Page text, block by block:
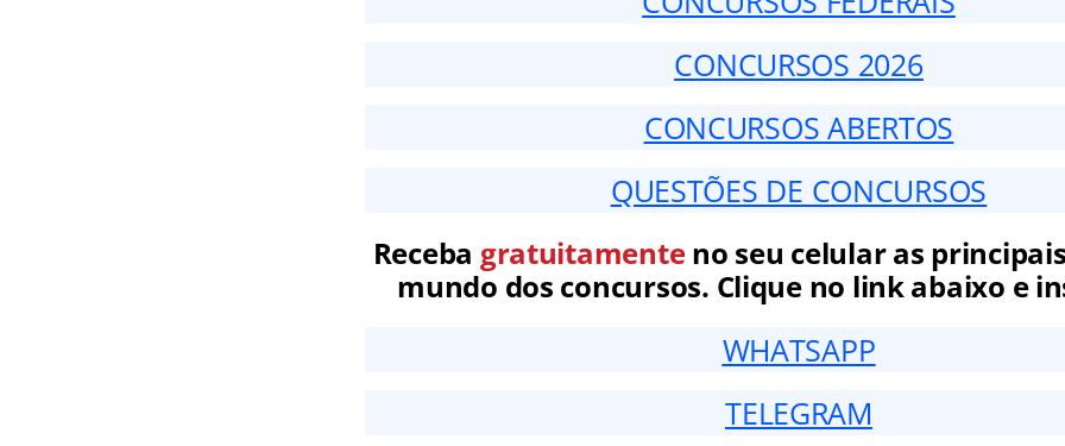
CONCURSOS 2026
CONCURSOS ABERTOS
QUESTÕES DE CONCURSOS
Receba gratuitamenteno seu celular as
mundo dos concursos. Clique no link abaixo e
WHATSAPP
TELEGRAM